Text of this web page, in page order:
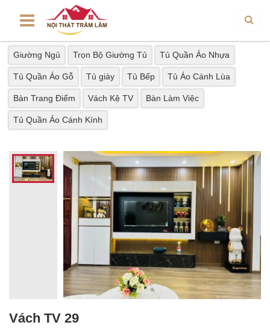
Giường Ngủ Trọn Bộ Giường Tủ Tủ Quần Áo Nhựa
Tủ Quần Áo Gỗ Tủ giày Tủ Bếp Tủ Áo Cánh Lùa
Bàn Trang Điểm Vách Kệ TV Bàn Làm Việc
Tủ Quần Áo Cánh Kính
Vách TV 29